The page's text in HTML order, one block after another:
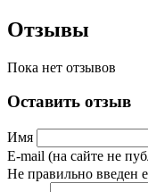
Отзывы
Пока нет отзывов
Оставить отзыв
Имя
E-mail (на сайте не
Не правильно введен